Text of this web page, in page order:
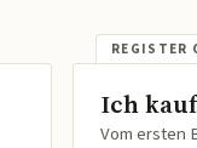
Ich
Vom ersten